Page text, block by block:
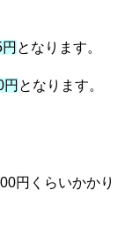
となります。
となります。
円くらいかかり